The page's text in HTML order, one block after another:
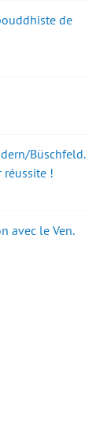
de
Büschfeld.
!
avec le Ven.